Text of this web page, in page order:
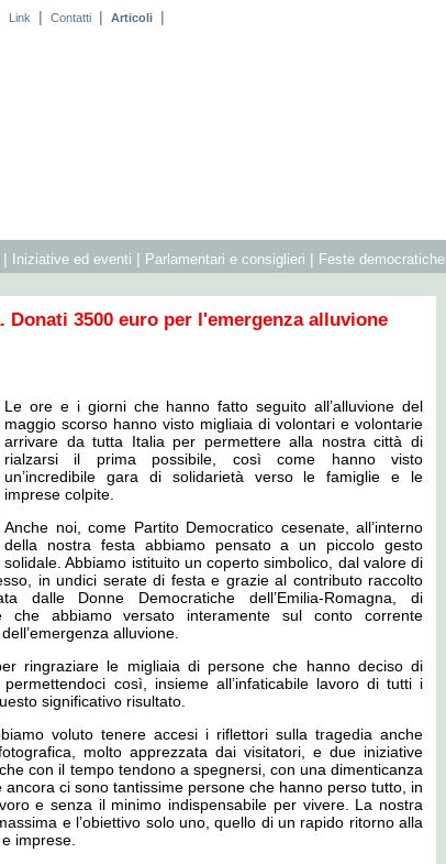
Link | Contatti | Articoli |
| Iniziative ed eventi | Parlamentari e consiglieri | Feste democratiche
Donati 3500 euro per l'emergenza alluvione
Le ore e i giorni che hanno fatto seguito all’alluvione del
maggio scorso hanno visto migliaia di volontari e volontarie
arrivare da tutta Italia per permettere alla nostra città di
rialzarsi il prima possibile, così come hanno visto
un’incredibile gara di solidarietà verso le famiglie e le
imprese colpite.
Anche noi, come Partito Democratico cesenate, all’interno
della nostra festa abbiamo pensato a un piccolo gesto
solidale. Abbiamo istituito un coperto simbolico, dal valore di
in undici serate di festa e grazie al contributo raccolto
dalle Donne Democratiche dell’Emilia-Romagna, di
che abbiamo versato interamente sul conto corrente
alluvione.
ringraziare le migliaia di persone che hanno deciso di
così, insieme all’infaticabile lavoro di tutti i
significativo risultato.
voluto tenere accesi i riflettori sulla tragedia anche
molto apprezzata dai visitatori, e due iniziative
con il tempo tendono a spegnersi, con una dimenticanza
ci sono tantissime persone che hanno perso tutto, in
e senza il minimo indispensabile per vivere. La nostra
e l’obiettivo solo uno, quello di un rapido ritorno alla
imprese.